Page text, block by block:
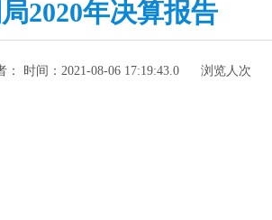
2020年决算报告
： 时间： 2021-08-06 17:19:43.0 浏览人次